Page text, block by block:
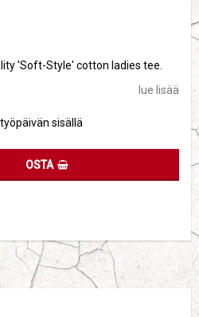
'Soft-Style' cotton ladies tee.
lue lisää
sisällä
OSTA